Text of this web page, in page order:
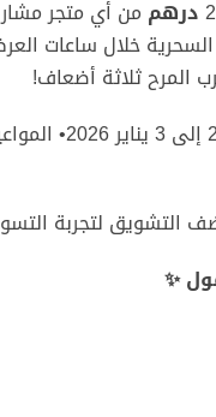
درهم من أي متجر
خلال ساعات
المرح ثلاثة أضعاف!
التشويق لتجربة
✨